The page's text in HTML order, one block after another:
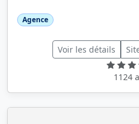
Agence
Voir les détails
1124